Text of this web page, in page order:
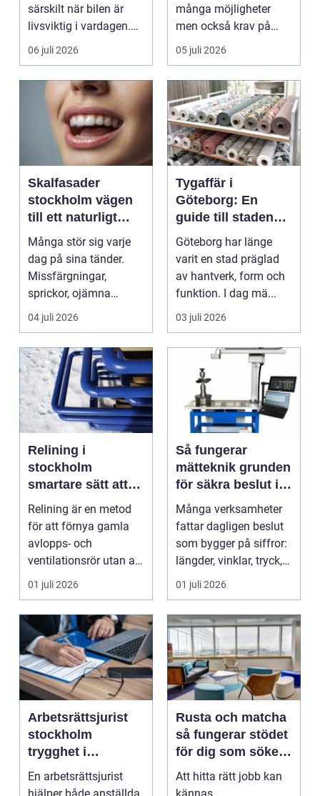
särskilt när bilen är
livsviktig i vardagen.
För många biläg...
06 juli 2026
många möjligheter
men också krav på
ordning i ekonomin.
För må...
05 juli 2026
Skalfasader
stockholm vägen
till ett naturligt
vackert leende
Många stör sig varje
dag på sina tänder.
Missfärgningar,
sprickor, ojämna
kanter eller en sned
tandr...
04 juli 2026
Tygaffär i
Göteborg: En
guide till stadens
textila möjligheter
Göteborg har länge
varit en stad präglad
av hantverk, form och
funktion. I dag mä...
03 juli 2026
Relining i
stockholm
smartare sätt att
förnya rören
Relining är en metod
för att förnya gamla
avlopps- och
ventilationsrör utan att
riva väggar och golv...
01 juli 2026
Så fungerar
mätteknik grunden
för säkra beslut i
industri och bygg
Många verksamheter
fattar dagligen beslut
som bygger på siffror:
längder, vinklar, tryck,
temperatur...
01 juli 2026
Arbetsrättsjurist
stockholm
trygghet i
arbetslivet för
både arbetstagare
En arbetsrättsjurist
Rusta och matcha
så fungerar stödet
för dig som söker
jobb
Att hitta rätt jobb kan